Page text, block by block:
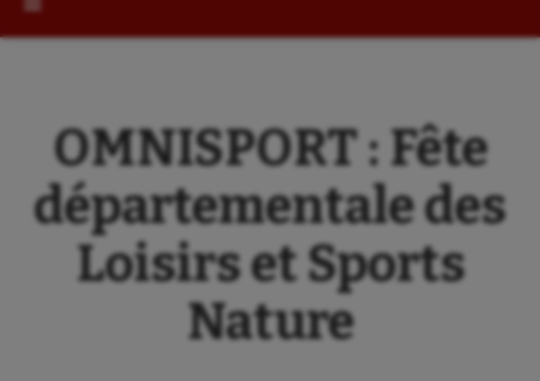
OMNISPORT : Fête
départementale des
Loisirs et Sports
Nature